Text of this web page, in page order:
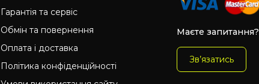
Гарантія та сервіс
Обмін та повернення
Оплата і доставка
Політика конфіденційності
Маєте запитання?
Зв’язатись